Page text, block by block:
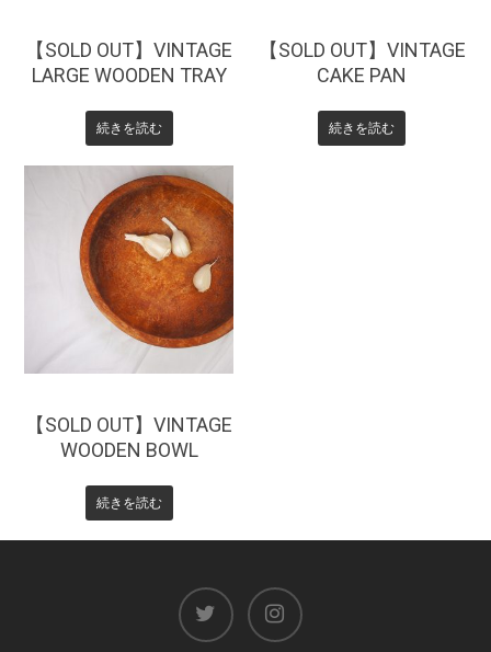
【SOLD OUT】VINTAGE
LARGE WOODEN TRAY
続きを読む
【SOLD OUT】VINTAGE
CAKE PAN
続きを読む
0
【SOLD OUT】VINTAGE
WOODEN BOWL
続きを読む